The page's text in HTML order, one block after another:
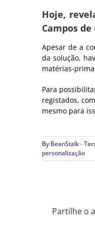
Hoje,
Campos
Apesar de a
da solução,
matérias-
Para
registados,
mesmo para
By BeanStalk -
personalização
Partilhe o